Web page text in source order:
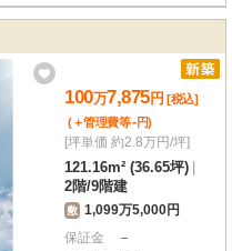
100万7,875円 [税込]
(＋管理費等-円)
[坪単価 約2.8万円/坪]
121.16m² (36.65坪)
2階/9階建
敷 1,099万5,000円
保証金
－